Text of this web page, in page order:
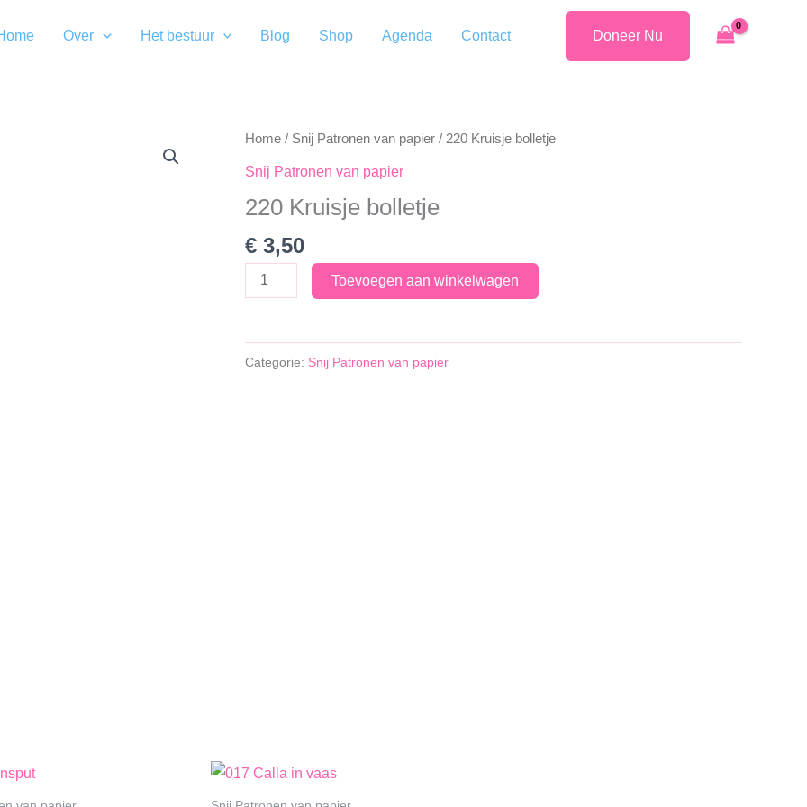
Over Het bestuur Blog Shop Agenda Contact Doneer Nu
Home / Snij Patronen van papier / 220 Kruisje bolletje
Snij Patronen van papier
220 Kruisje bolletje
€ 3,50
220
Kruisje
Toevoegen aan winkelwagen
Categorie: Snij Patronen van papier